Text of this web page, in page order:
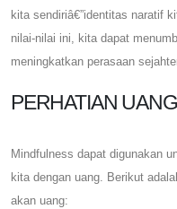
kita sendiriâ€”identitas naratif
nilai-nilai ini, kita dapat
meningkatkan perasaan
PERHATIAN UANG
Mindfulness dapat digunakan
kita dengan uang. Berikut
akan uang: